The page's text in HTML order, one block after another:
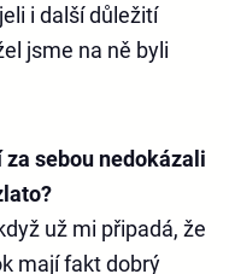
i další důležití
jsme na ně byli
sebou nedokázali
už mi připadá, že
mají fakt dobrý